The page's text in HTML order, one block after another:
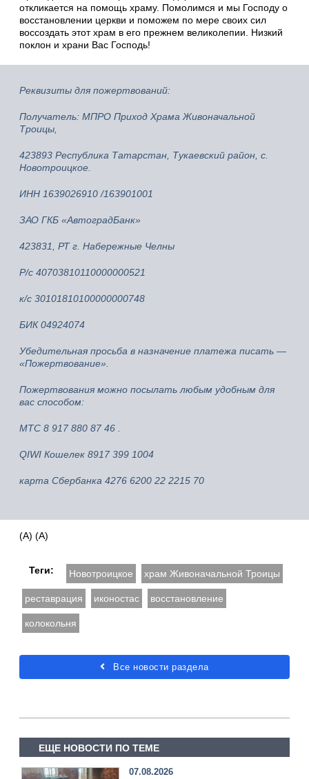
откликается на помощь храму. Помолимся и мы Господу о
восстановлении церкви и поможем по мере своих сил
воссоздать этот храм в его прежнем великолепии. Низкий
поклон и храни Вас Господь!
Реквизиты для пожертвований:
Получатель: МПРО Приход Храма Живоначальной
Троицы,
423893 Республика Татарстан, Тукаевский район, с.
Новотроицкое.
ИНН 1639026910 /163901001
ЗАО ГКБ «АвтоградБанк»
423831, РТ г. Набережные Челны
Р/с 40703810110000000521
к/с 30101810100000000748
БИК 04924074
Убедительная просьба в назначение платежа писать —
«Пожертвование».
Пожертвования можно посылать любым удобным для
вас способом:
МТС 8 917 880 87 46 .
QIWI Кошелек 8917 399 1004
карта Сбербанка 4276 6200 22 2215 70
(А) (А)
Теги: Новотроицкое храм Живоначальной Троицы
реставрация иконостас восстановление
колокольня
Все новости раздела
ЕЩЕ НОВОСТИ ПО ТЕМЕ
07.08.2026